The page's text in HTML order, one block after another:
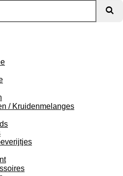
/ Kruidenmelanges